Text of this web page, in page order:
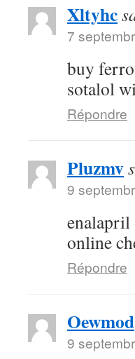
Xltyhc
7
buy
sotalol
Répondre
Pluzmv
9
enalapril
online
Répondre
Oewmod
9